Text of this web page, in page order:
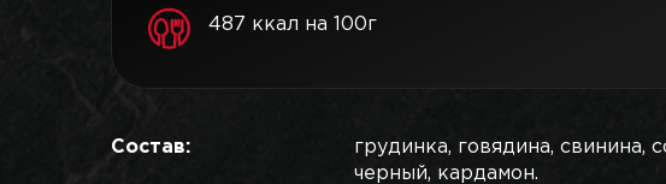
487 ккал на 100г
Состав:
грудинка, говядина, свинина,
черный, кардамон.